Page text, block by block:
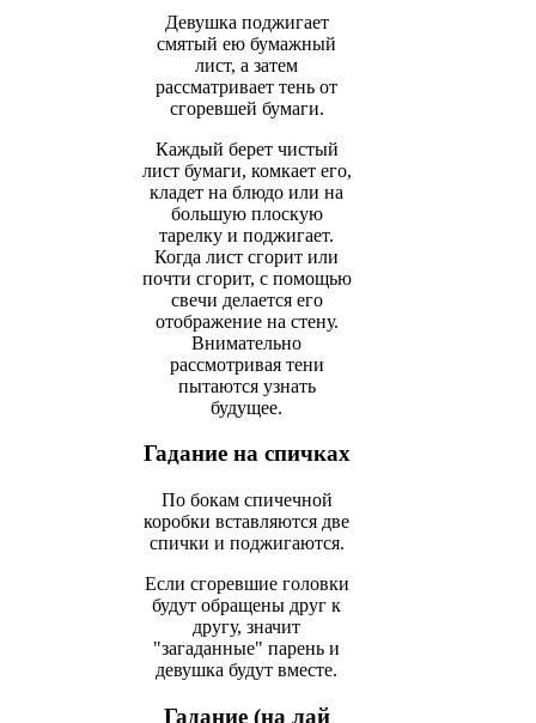
Девушка поджигает
смятый ею бумажный
лист, а затем
рассматривает тень от
сгоревшей бумаги.
Каждый берет чистый
лист бумаги, комкает его,
кладет на блюдо или на
большую плоскую
тарелку и поджигает.
Когда лист сгорит или
почти сгорит, с помощью
свечи делается его
отображение на стену.
Внимательно
рассмотривая тени
пытаются узнать
будущее.
Гадание на спичках
По бокам спичечной
коробки вставляются две
спички и поджигаются.
Если сгоревшие головки
будут обращены друг к
другу, значит
"загаданные" парень и
девушка будут вместе.
Гадание (на лай